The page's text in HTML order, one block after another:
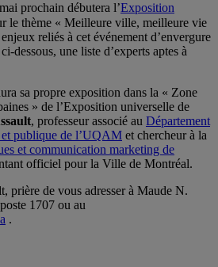
mai prochain débutera l’Exposition
le thème « Meilleure ville, meilleure vie
reliés à cet événement d’envergure
dessous, une liste d’experts aptes à
sa propre exposition dans la « Zone
» de l’Exposition universelle de
, professeur associé au Département
publique de l’UQAM et chercheur à la
et communication marketing de
officiel pour la Ville de Montréal.
prière de vous adresser à Maude N.
1707 ou au
.